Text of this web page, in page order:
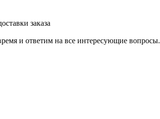
заказа
и ответим на все интересующие вопросы.